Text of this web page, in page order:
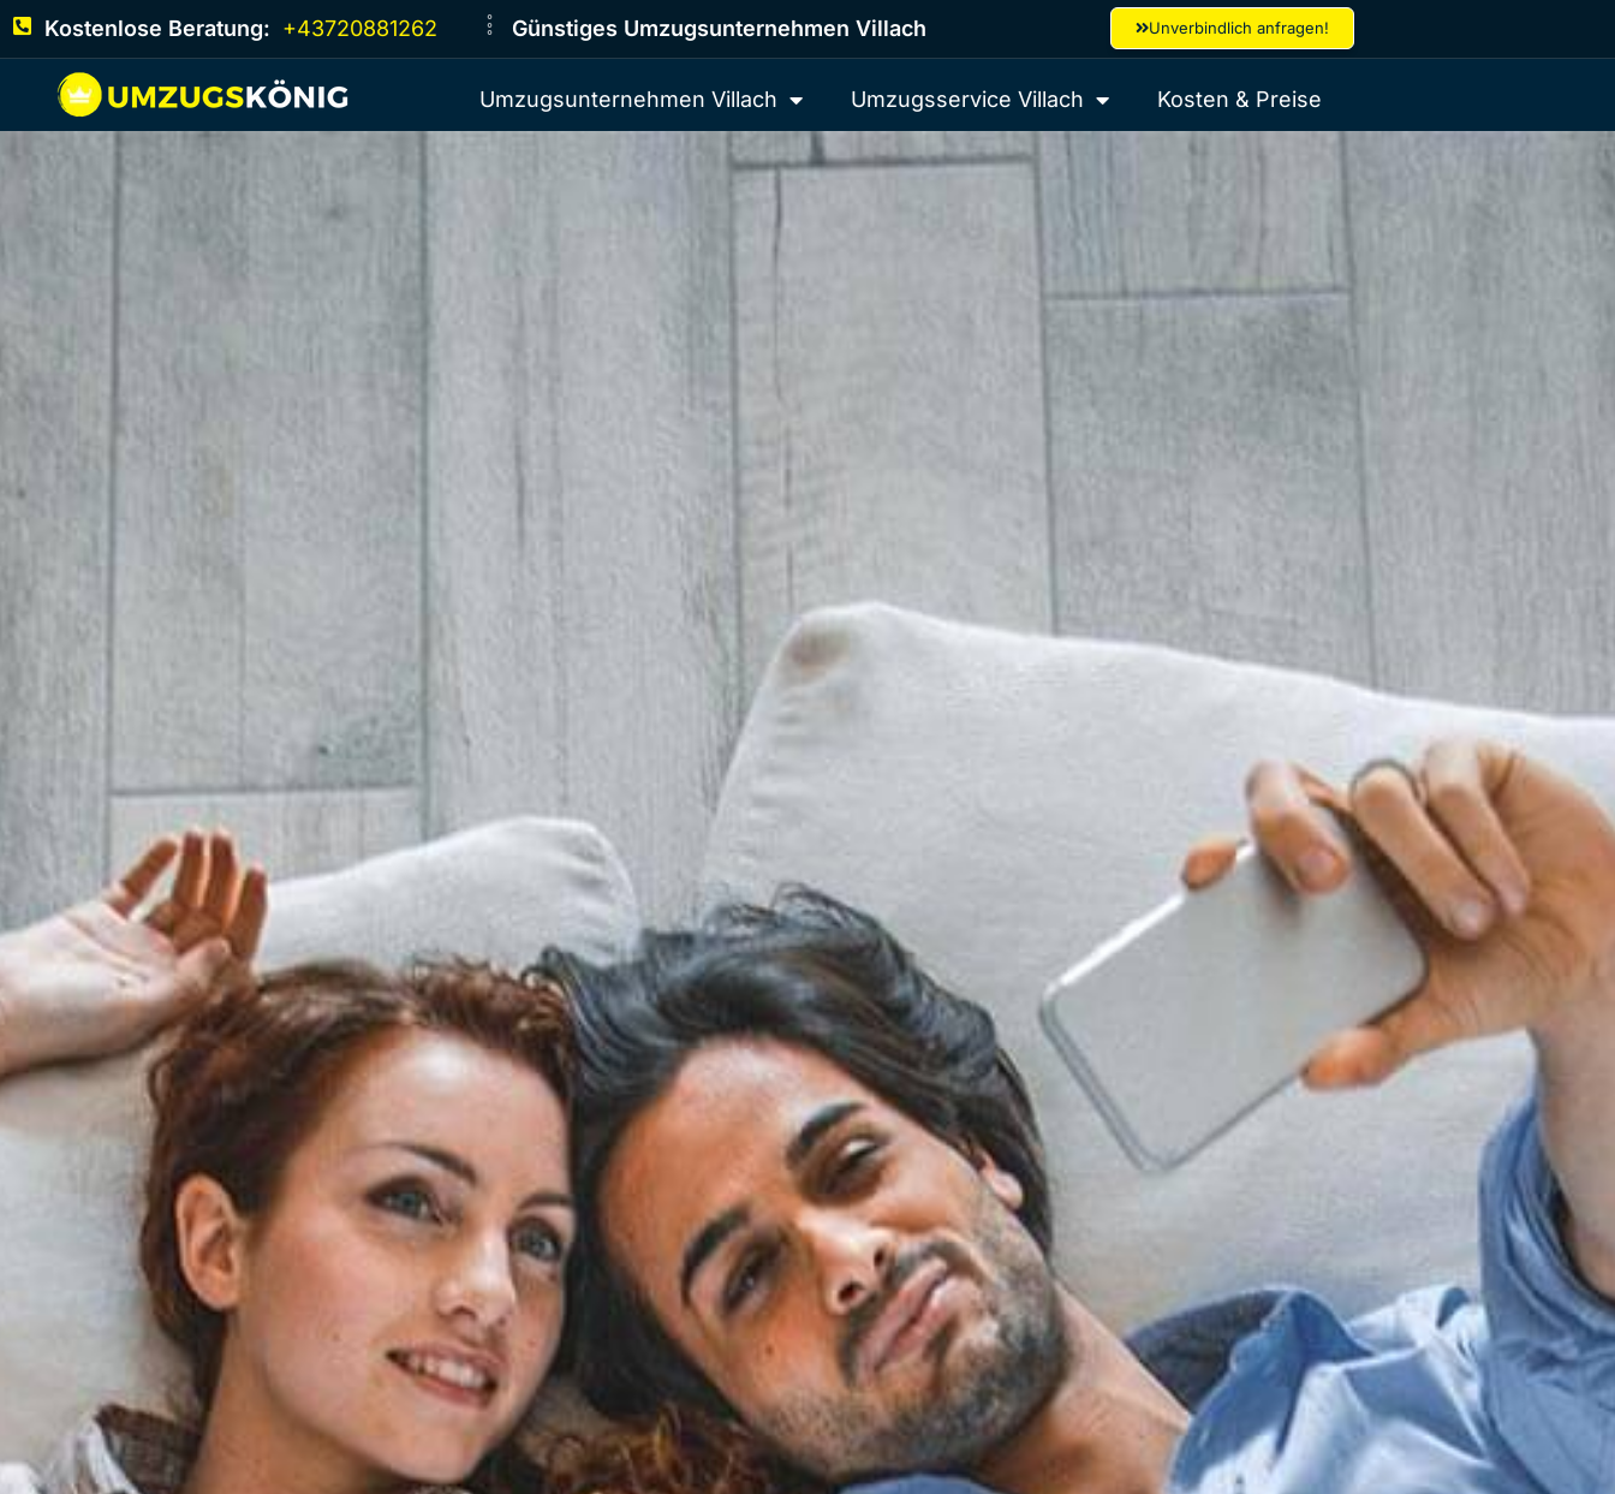
Kostenlose Beratung: +43720881262 Günstiges Umzugsunternehmen Villach Unverbindlich anfragen!
Umzugsunternehmen Villach Umzugsservice Villach Kosten & Preise